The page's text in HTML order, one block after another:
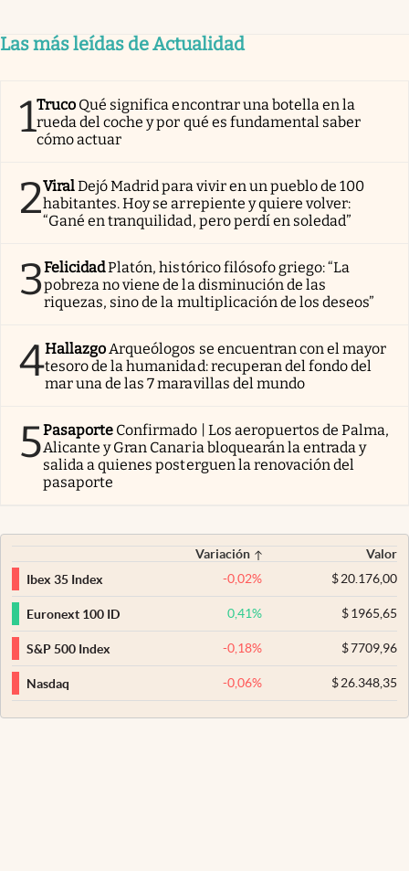
Las más leídas de Actualidad
1Truco Qué significa encontrar una botella en la
rueda del coche y por qué es fundamental saber
cómo actuar
2ViralDejó Madrid para vivir en un pueblo de 100
habitantes. Hoy se arrepiente y quiere volver:
“Gané en tranquilidad, pero perdí en soledad”
3FelicidadPlatón, histórico filósofo griego: “La
pobreza no viene de la disminución de las
riquezas, sino de la multiplicación de los deseos”
4HallazgoArqueólogos se encuentran con el mayor
tesoro de la humanidad: recuperan del fondo del
mar una de las 7 maravillas del mundo
5Pasaporte Confirmado | Los aeropuertos de Palma,
Alicante y Gran Canaria bloquearán la entrada y
salida a quienes posterguen la renovación del
pasaporte
Variación
Valor
Ibex 35 Index
-0,02% $20.176,00
Euronext 100 ID 0,41% $1965,65
S&P 500 Index -0,18% $7709,96
Nasdaq -0,06% $26.348,35